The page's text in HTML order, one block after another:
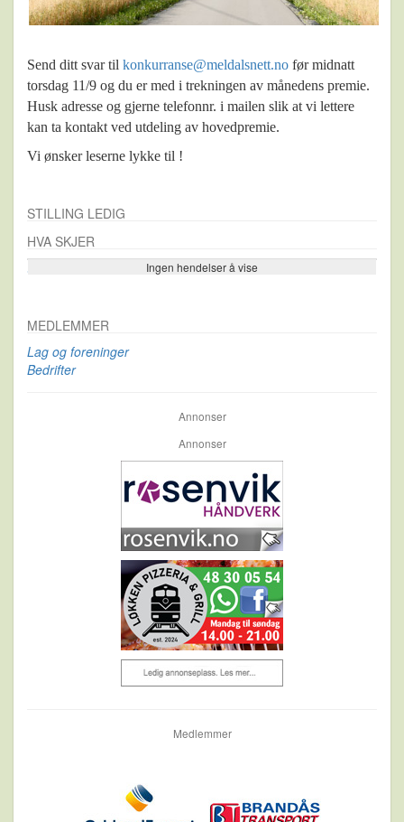
Send ditt svar til ­konkurranse@meldalsnett.no før midnatt
torsdag 11/9 og du er med i trekningen av månedens premie. ­
Husk adresse og gjerne telefonnr. i mailen slik at vi lettere
kan ta kontakt ved utdeling av hovedpremie.
Vi ønsker leserne lykke til !
STILLING LEDIG
HVA SKJER
Ingen hendelser å vise
Se flere…
MEDLEMMER
Lag og foreninger
Bedrifter
Annonser
Annonser
Medlemmer